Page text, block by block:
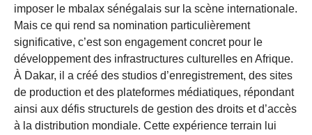
imposer le mbalax sénégalais sur la scène internationale.
Mais ce qui rend sa nomination particulièrement
significative, c’est son engagement concret pour le
développement des infrastructures culturelles en Afrique.
À Dakar, il a créé des studios d’enregistrement, des sites
de production et des plateformes médiatiques, répondant
ainsi aux défis structurels de gestion des droits et d’accès
à la distribution mondiale. Cette expérience terrain lui